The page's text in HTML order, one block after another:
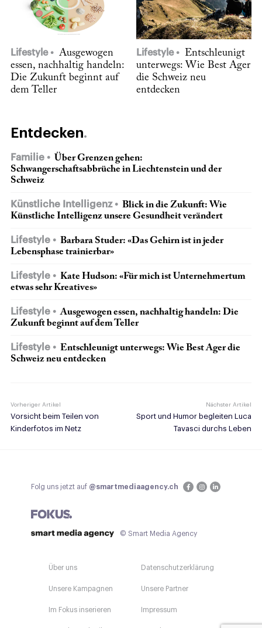
Lifestyle
Ausgewogen
essen, nachhaltig handeln:
Die Zukunft beginnt auf
dem Teller
Lifestyle
Entschleunigt
unterwegs: Wie Best Ager
die Schweiz neu
entdecken
Entdecken
Familie
Über Grenzen gehen:
Schwangerschaftsabbrüche in Liechtenstein und der
Schweiz
Künstliche Intelligenz
Blick in die Zukunft: Wie
Künstliche Intelligenz unsere Gesundheit verändert
Lifestyle
Barbara Studer: «Das Gehirn ist in jeder
Lebensphase trainierbar»
Lifestyle
Kate Hudson: «Für mich ist Unternehmertum
etwas sehr Kreatives»
Lifestyle
Ausgewogen essen, nachhaltig handeln: Die
Zukunft beginnt auf dem Teller
Lifestyle
Entschleunigt unterwegs: Wie Best Ager die
Schweiz neu entdecken
Vorheriger Artikel
Vorsicht beim Teilen von
Kinderfotos im Netz
Nächster Artikel
Sport und Humor begleiten Luca
Tavasci durchs Leben
Folg uns jetzt auf @smartmediaagency.ch
© Smart Media Agency
Über uns
Unsere Kampagnen
Im Fokus inserieren
Datenschutzerklärung
Unsere Partner
Impressum